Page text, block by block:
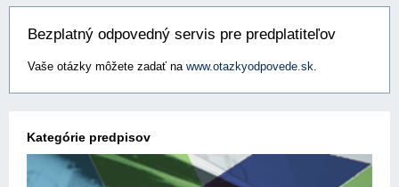
Bezplatný odpovedný servis pre predplatiteľov
Vaše otázky môžete zadať na www.otazkyodpovede.sk.
Kategórie predpisov